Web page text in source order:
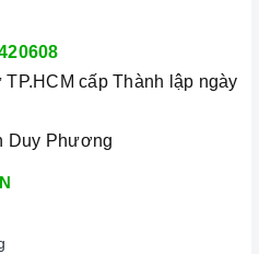
cấp Thành lập ngày
Duy Phương